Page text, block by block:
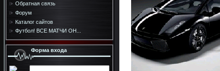
Обратная связь
Форум
Каталог сайтов
Футбол! ВСЕ МАТЧИ ОН...
Форма входа